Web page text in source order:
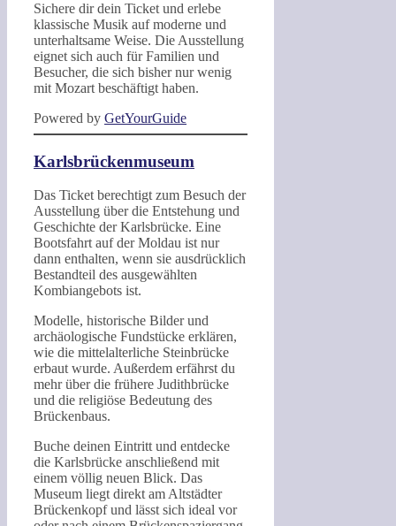
Sichere dir dein Ticket und erlebe
klassische Musik auf moderne und
unterhaltsame Weise. Die Ausstellung
eignet sich auch für Familien und
Besucher, die sich bisher nur wenig
mit Mozart beschäftigt haben.
Powered by GetYourGuide
Karlsbrückenmuseum
Das Ticket berechtigt zum Besuch der
Ausstellung über die Entstehung und
Geschichte der Karlsbrücke. Eine
Bootsfahrt auf der Moldau ist nur
dann enthalten, wenn sie ausdrücklich
Bestandteil des ausgewählten
Kombiangebots ist.
Modelle, historische Bilder und
archäologische Fundstücke erklären,
wie die mittelalterliche Steinbrücke
erbaut wurde. Außerdem erfährst du
mehr über die frühere Judithbrücke
und die religiöse Bedeutung des
Brückenbaus.
Buche deinen Eintritt und entdecke
die Karlsbrücke anschließend mit
einem völlig neuen Blick. Das
Museum liegt direkt am Altstädter
Brückenkopf und lässt sich ideal vor